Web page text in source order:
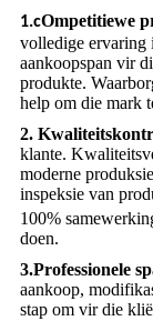
1.cOmpetitiewe
volledige ervaring
aankoopspan vir
produkte.
help om die mark
2.
klante.
moderne
inspeksie van
100%
doen.
3.Professionele
aankoop,
stap om vir die